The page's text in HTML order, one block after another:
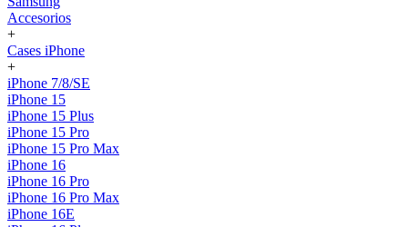
Accesorios
+
Cases iPhone
+
iPhone 7/8/SE
iPhone 15
iPhone 15 Plus
iPhone 15 Pro
iPhone 15 Pro Max
iPhone 16
iPhone 16 Pro
iPhone 16 Pro Max
iPhone 16E